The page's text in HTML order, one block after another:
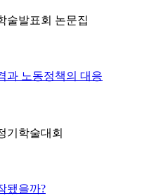
술발표회 논문집
과 노동정책의 대응
기학술대회
됐을까?